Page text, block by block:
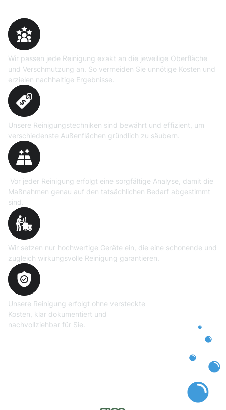
Wir passen jede Reinigung exakt an die jeweilige Oberfläche
und Verschmutzung an. So vermeiden Sie unnötige Kosten und
erzielen nachhaltige Ergebnisse.
Unsere Reinigungstechniken sind bewährt und effizient, um
verschiedenste Außenflächen gründlich zu säubern.
Vor jeder Reinigung erfolgt eine sorgfältige Analyse, damit die
Maßnahmen genau auf den tatsächlichen Bedarf abgestimmt
sind.
Wir setzen nur hochwertige Geräte ein, die eine schonende und
zugleich wirkungsvolle Reinigung garantieren.
Unsere Reinigung erfolgt ohne versteckte
Kosten, klar dokumentiert und
nachvollziehbar für Sie.